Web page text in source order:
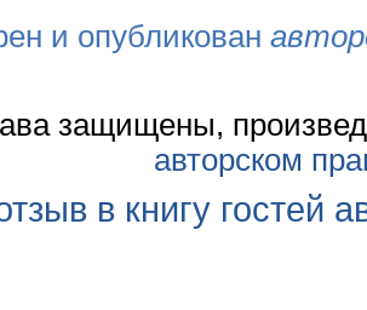
и опубликован
защищены,
авторском
в книгу гостей